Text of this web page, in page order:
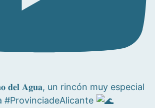
𝐝𝐞𝐥 𝐀𝐠𝐮𝐚, un rincón muy especial
#ProvinciadeAlicante